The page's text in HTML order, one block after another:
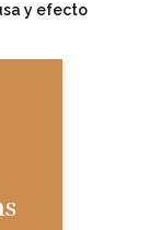
y efecto